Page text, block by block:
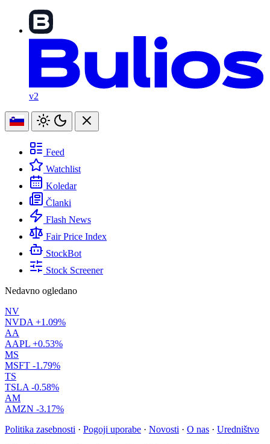
v2
Feed
Watchlist
Koledar
Članki
Flash News
Fair Price Index
StockBot
Stock Screener
Nedavno ogledano
NV
NVDA +1.09%
AA
AAPL +0.53%
MS
MSFT -1.79%
TS
TSLA -0.58%
AM
AMZN -3.17%
Politika zasebnosti · Pogoji uporabe · Novosti · O nas · Uredništvo